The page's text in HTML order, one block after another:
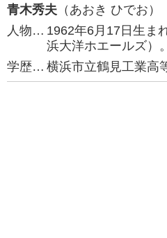
青木秀夫 （あおき ひでお）
人物… 1962年6月17日生ま
浜大洋ホエールズ）。
学歴… 横浜市立鶴見工業高